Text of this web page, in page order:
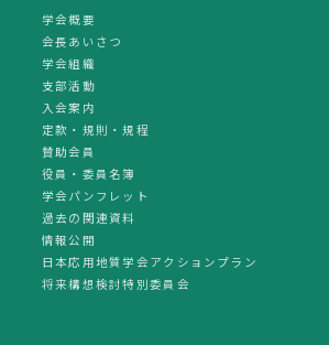
学会概要
会長あいさつ
学会組織
支部活動
入会案内
定款・規則・規程
賛助会員
役員・委員名簿
学会パンフレット
過去の関連資料
情報公開
日本応用地質学会アクションプラン
将来構想検討特別委員会